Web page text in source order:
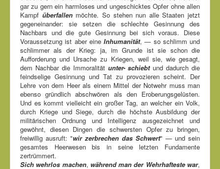
gar zu gern ein harmloses und ungeschicktes Opfer ohne allen
Kampf überfallenmöchte. So stehen nun alle Staaten jetzt
gegeneinander: sie setzen die schlechte Gesinnung des
Nachbars und die gute Gesinnung bei sich voraus. Diese
Voraussetzung ist aber eineInhumanität, — so schlimm und
schlimmer als der Krieg: ja, im Grunde ist sie schon die
Aufforderung und Ursache zu Kriegen, weil sie, wie gesagt,
dem Nachbar die Immoralitätunter- schiebtund dadurch die
feindselige Gesinnung und Tat zu provozieren scheint. Der
Lehre von dem Heer als einem Mittel der Notwehr muss man
ebenso gründlich abschwören als den Eroberungsgelüsten.
Und es kommt vielleicht ein großer Tag, an welcher ein Volk,
durch Kriege und Siege, durch die höchste Ausbildung der
militärischen Ordnung und Intelligenz ausgezeichnet und
gewöhnt, diesen Dingen die schwersten Opfer zu bringen,
freiwillig ausruft: "wir zerbrechen das Schwert" — und sein
gesamtes Heerwesen bis in seine letzten Fundamente
zertrümmert.
Sich wehrlos machen, während man der Wehrhafteste war,